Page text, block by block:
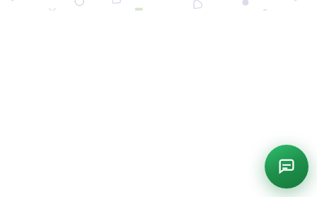
специфику обучения по программам бакалавриата в разных